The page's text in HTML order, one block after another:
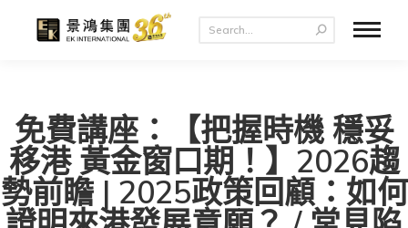
免費講座：【把握時機 穩妥
移港 黃金窗口期！】2026趨
勢前瞻 | 2025政策回顧：如何